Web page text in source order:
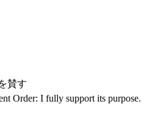
賛す
Order: I fully support its purpose.